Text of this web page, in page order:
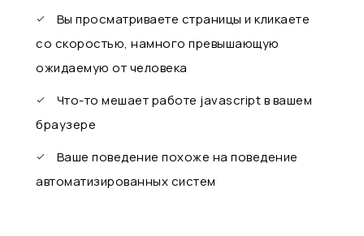
Вы просматриваете страницы и кликаете
со скоростью, намного превышающую
ожидаемую от человека
Что-то мешает работе javascript в вашем
браузере
Ваше поведение похоже на поведение
автоматизированных систем